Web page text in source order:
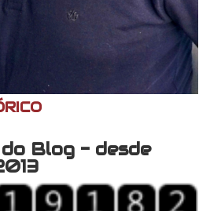
Blog - desde